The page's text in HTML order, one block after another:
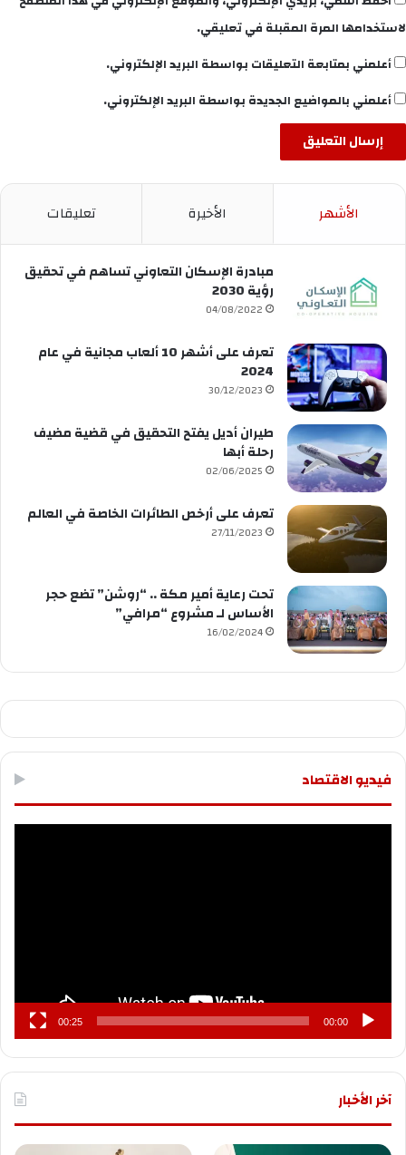
لاستخدامها المرة المقبلة في تعليقي.
أعلمني بمتابعة التعليقات بواسطة البريد الإلكتروني.
أعلمني بالمواضيع الجديدة بواسطة البريد الإلكتروني.
الأشهر الأخيرة تعليقات
مبادرة الإسكان التعاوني تساهم في تحقيق
رؤية 2030
04/08/2022
تعرف على أشهر 10 ألعاب مجانية في عام
2024
30/12/2023
طيران أديل يفتح التحقيق في قضية مضيف
رحلة أبها
02/06/2025
تعرف على أرخص الطائرات الخاصة في العالم
27/11/2023
تحت رعاية أمير مكة .. “روشن” تضع حجر
الأساس لـ مشروع “مرافي”
16/02/2024
فيديو الاقتصاد
00:00
00:25
آخر الأخبار